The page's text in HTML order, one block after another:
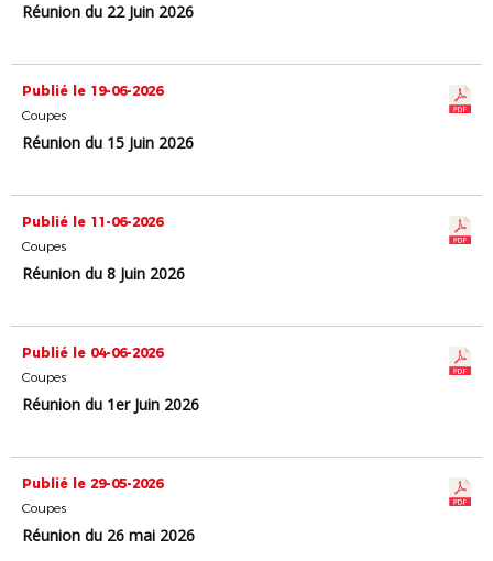
Réunion du 22 Juin 2026
Publié le 19-06-2026
Coupes
Réunion du 15 Juin 2026
Publié le 11-06-2026
Coupes
Réunion du 8 Juin 2026
Publié le 04-06-2026
Coupes
Réunion du 1er Juin 2026
Publié le 29-05-2026
Coupes
Réunion du 26 mai 2026